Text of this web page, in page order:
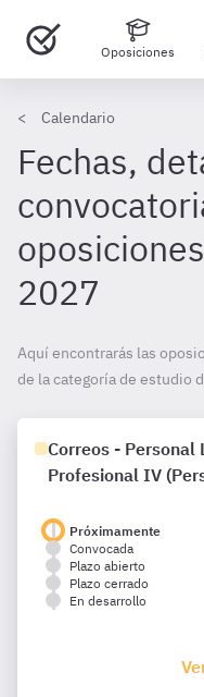
Oposiciones
Calendario
Fechas,
2027
Aquí encontrarás las
de la categoría de estudio
Correos -
Profesional IV
Próximamente
Convocada
Plazo abierto
Plazo cerrado
En desarrollo